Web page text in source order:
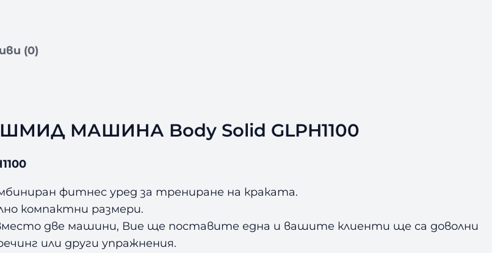
y
S
d
G
L
P
(0)
МАШИНА Body Solid GLPH1100
фитнес уред за трениране на краката.
компактни размери.
две машини, Вие ще поставите една и вашите клиенти ще са доволни
или други упражнения.